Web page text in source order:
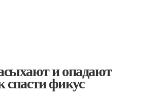
и опадают
спасти фикус